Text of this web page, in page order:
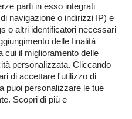
TORNA IN CIMA
S.R.L. - P.IVA 03519020139 -
parti in esso integrati
navigazione o indirizzi IP) e
o altri identificatori necessari
delle finalità
cui il miglioramento delle
personalizzata. Cliccando
di accettare l'utilizzo di
puoi personalizzare le tue
Scopri di più e